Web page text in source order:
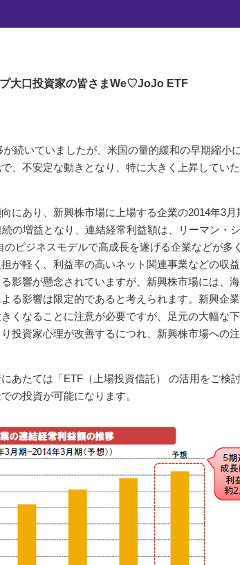
大口投資家の皆さまWe♡JoJo ETF
に注目
続いていましたが、米国の量的緩和の早期縮小
、不安定な動きとなり、特に大きく上昇してい
にあり、新興株市場に上場する企業の2014年3
の増益となり、連結経常利益額は、リーマン・
ビジネスモデルで高成長を遂げる企業などが多
が軽く、利益率の高いネット関連事業などの収
影響が懸念されていますが、新興株市場には、
る影響は限定的であると考えられます。新興企
くなることに注意が必要ですが、足元の大幅な
投資家心理が改善するにつれ、新興株市場への
あたては「ETF（上場投資信託） の活用をご検
の投資が可能になります。